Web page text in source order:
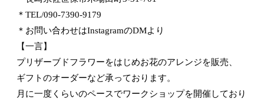
＊TEL/090-7390-9179
＊お問い合わせはInstagramのDMより
【一言】
プリザーブドフラワーをはじめお花のアレンジを販売、
ギフトのオーダーなど承っております。
月に一度くらいのペースでワークショップを開催しており